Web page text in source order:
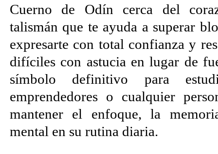
Cuerno de Odín cerca del
talismán que te ayuda a superar
expresarte con total confianza y
difíciles con astucia en lugar de
símbolo definitivo para
emprendedores o cualquier
mantener el enfoque, la
mental en su rutina diaria.